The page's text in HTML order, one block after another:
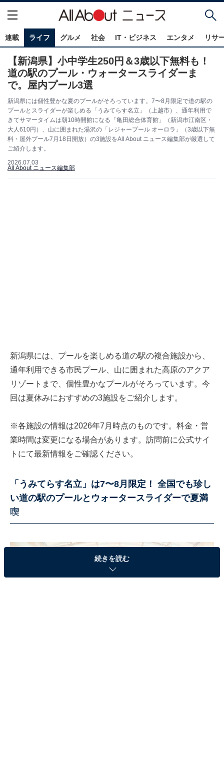
連載 ライフ グルメ 社会 IT・ビジネス エンタメ リサ
【新潟県】小中学生250円＆3歳以下無料も！
道の駅のプール・ウォータースライダーま
で。屋内プール3選
新潟県には個性豊かな夏のプールがそろっています。7〜8月限定で道の駅の
プールとスライダーが楽しめる「うみてらす名立」（上越市）、通年利用で
きてサマータイムは朝10時開館になる「亀田総合体育館」（新潟市江南区・
大人610円）、山に囲まれた湯沢の「レジャープール オーロラ」（3歳以下無
料・屋外プール7月18日開放）の3施設をAll About ニュース編集部が厳選して
ご紹介します。
2026.07.03
All About ニュース編集部
新潟県には、プールを楽しめる道の駅の複合施設から、
通年利用できる市民プール、山に囲まれた高原のアクア
リゾートまで、個性豊かなプールがそろっています。今
回は夏休みにおすすめの3施設をご紹介します。
※各施設の情報は2026年7月時点のものです。料金・営
業時間は変更になる場合があります。訪問前に公式サイ
トにて最新情報をご確認ください。
「うみてらす名立」は7〜8月限定！ 全国でも珍し
い道の駅のプールとウォータースライダーで夏満
喫
続きを読む